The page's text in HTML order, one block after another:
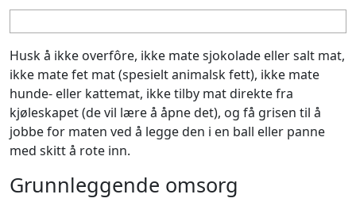
Husk å ikke overfôre, ikke mate sjokolade eller salt mat,
ikke mate fet mat (spesielt animalsk fett), ikke mate
hunde- eller kattemat, ikke tilby mat direkte fra
kjøleskapet (de vil lære å åpne det), og få grisen til å
jobbe for maten ved å legge den i en ball eller panne
med skitt å rote inn.
Grunnleggende omsorg